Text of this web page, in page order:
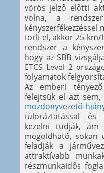
vörös jelző előtti
volna, a
kényszerfékezzéssel
törli el, akkor 25
rendszer a
hogy az SBB
ETCS Level 2
folyamatok
Az emberi
felejtsük el azt sem,
mozdonyvezető-
túlóráztatással és
kezelni tudják,
megoldható, sokan
feladják a
attraktívabb
részmunkaidős